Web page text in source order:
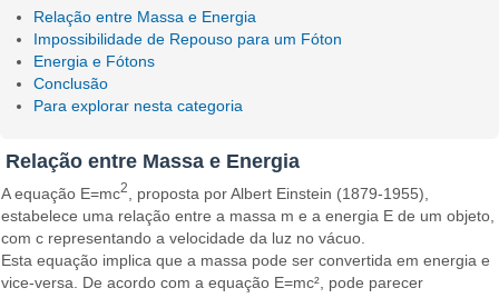
Relação entre Massa e Energia
Impossibilidade de Repouso para um Fóton
Energia e Fótons
Conclusão
Para explorar nesta categoria
Relação entre Massa e Energia
A equação E=mc2
, proposta por Albert Einstein (1879-1955),
estabelece uma relação entre a massa m e a energia E de um objeto,
com c representando a velocidade da luz no vácuo.
Esta equação implica que a massa pode ser convertida em energia e
vice-versa. De acordo com a equação E=mc², pode parecer